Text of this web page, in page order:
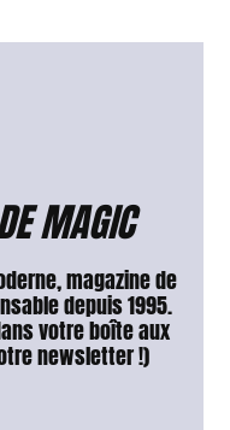
MAGIC
magazine de
depuis 1995.
votre boîte aux
newsletter !)